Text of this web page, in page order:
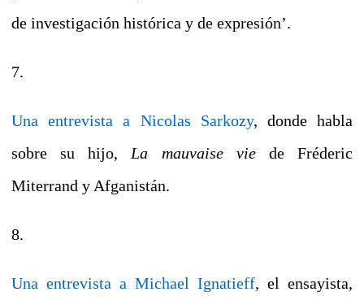
de investigación histórica y de expresión’.
7.
Una entrevista a Nicolas Sarkozy, donde habla
sobre su hijo, La mauvaise viede Fréderic
Miterrand y Afganistán.
8.
Una entrevista a Michael Ignatieff, el ensayista,